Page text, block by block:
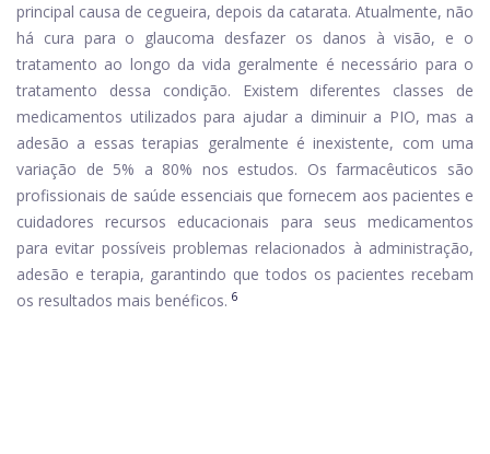
principal causa de cegueira, depois da catarata. Atualmente, não
há cura para o glaucoma desfazer os danos à visão, e o
tratamento ao longo da vida geralmente é necessário para o
tratamento dessa condição. Existem diferentes classes de
medicamentos utilizados para ajudar a diminuir a PIO, mas a
adesão a essas terapias geralmente é inexistente, com uma
variação de 5% a 80% nos estudos. Os farmacêuticos são
profissionais de saúde essenciais que fornecem aos pacientes e
cuidadores recursos educacionais para seus medicamentos
para evitar possíveis problemas relacionados à administração,
adesão e terapia, garantindo que todos os pacientes recebam
os resultados mais benéficos. 6